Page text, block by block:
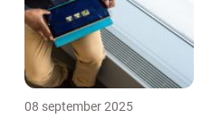
08 september 2025